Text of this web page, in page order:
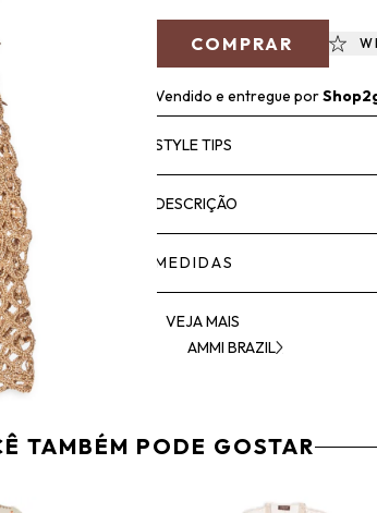
COMPRAR
Vendido e entregue por
STYLE TIPS
DESCRIÇÃO
MEDIDAS
VEJA MAIS
AMMI BRAZIL
TAMBÉM PODE GOSTAR